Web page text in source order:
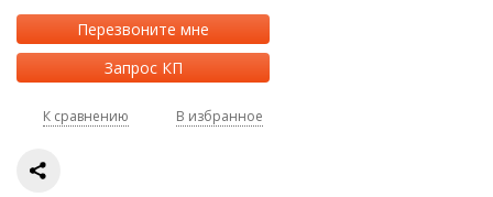
Перезвоните мне
Запрос КП
К сравнению В избранное